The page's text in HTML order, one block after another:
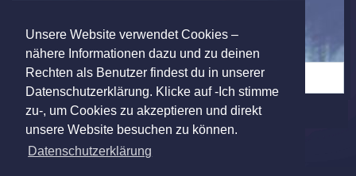
Unsere Website verwendet Cookies –
nähere Informationen dazu und zu deinen
Rechten als Benutzer findest du in unserer
Datenschutzerklärung. Klicke auf -Ich stimme
zu-, um Cookies zu akzeptieren und direkt
unsere Website besuchen zu können.
Datenschutzerklärung
Berlinerin auf der Suche nach der großen Liebe (8)